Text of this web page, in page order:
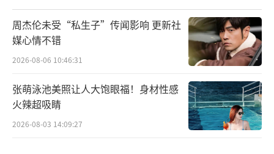
周杰伦未受“私生子”传闻影响 更新社
媒心情不错
2026-08-06 10:46:31
张萌泳池美照让人大饱眼福！身材性感
火辣超吸睛
2026-08-03 14:09:27